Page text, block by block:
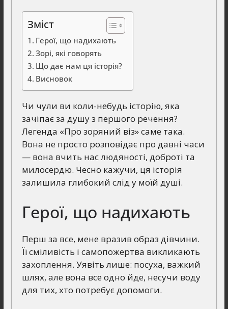
Зміст
Герої, що надихають
Зорі, які говорять
Що дає нам ця історія?
Висновок
Чи чули ви коли-небудь історію, яка
зачіпає за душу з першого речення?
Легенда «Про зоряний віз» саме така.
Вона не просто розповідає про давні часи
— вона вчить нас людяності, доброті та
милосердю. Чесно кажучи, ця історія
залишила глибокий слід у моїй душі.
Герої, що надихають
Перш за все, мене вразив образ дівчини.
Її сміливість і самопожертва викликають
захоплення. Уявіть лише: посуха, важкий
шлях, але вона все одно йде, несучи воду
для тих, хто потребує допомоги.